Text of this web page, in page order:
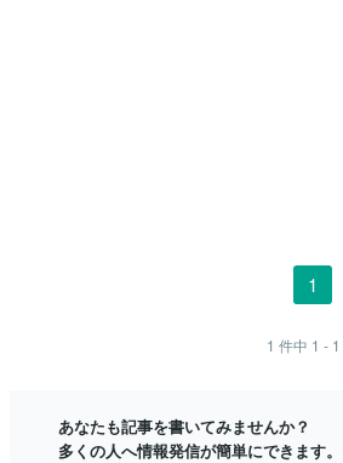
1
1 件中 1 - 1
あなたも記事を書いてみませんか？
多くの人へ情報発信が簡単にできます。